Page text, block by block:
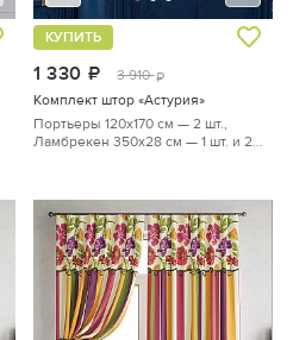
1 330 руб.
3 910 руб.
КУПИТЬ
Комплект штор «Астурия»
Портьеры 120х170 см — 2 шт.,
Ламбрекен 350х28 см — 1 шт. и 2